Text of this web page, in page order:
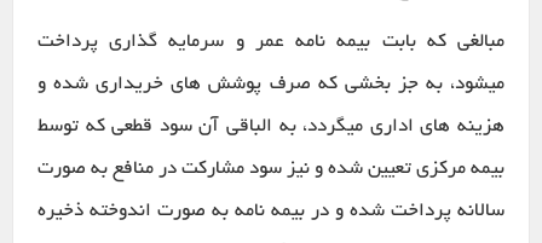
مبالغی که بابت بیمه نامه عمر و سرمایه گذاری پرداخت
میشود، به جز بخشی که صرف پوشش های خریداری شده و
هزینه های اداری میگردد، به الباقی آن سود قطعی که توسط
بیمه مرکزی تعیین شده و نیز سود مشارکت در منافع به صورت
سالانه پرداخت شده و در بیمه نامه به صورت اندوخته ذخیره